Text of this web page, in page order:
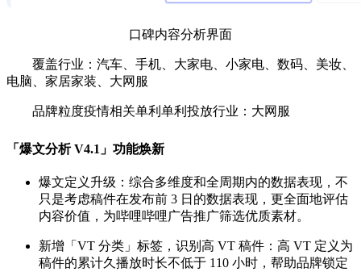
口碑内容分析界面
覆盖行业：汽车、手机、大家电、小家电、数码、美妆、
电脑、家居家装、大网服
品牌粒度疫情相关单利单利投放行业：大网服
「爆文分析 V4.1」功能焕新
爆文定义升级：综合多维度和全周期内的数据表现，不
只是考虑稿件在发布前 3 日的数据表现，更全面地评估
内容价值，为哔哩哔哩广告推广筛选优质素材。
新增「VT 分类」标签，识别高 VT 稿件：高 VT 定义为
稿件的累计久播放时长不低于 110 小时，帮助品牌锁定